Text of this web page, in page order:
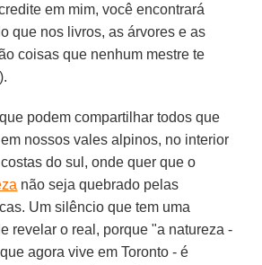
em mim, você encontrará
que nos livros, as árvores e as
coisas que nenhum mestre te
podem compartilhar todos que
nossos vales alpinos, no interior
do sul, onde quer que o
não seja quebrado pelas
Um silêncio que tem uma
revelar o real, porque "a natureza -
agora vive em Toronto - é